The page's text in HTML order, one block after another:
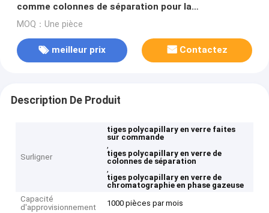
comme colonnes de séparation pour la
chromatographie de liquide et en phase gazeuse
MOQ：Une pièce
meilleur prix Contactez
Description De Produit
Surligner
tiges polycapillary en verre faites
sur commande
,
tiges polycapillary en verre de
colonnes de séparation
,
tiges polycapillary en verre de
chromatographie en phase gazeuse
Capacité
d'approvisionnement
1000 pièces par mois